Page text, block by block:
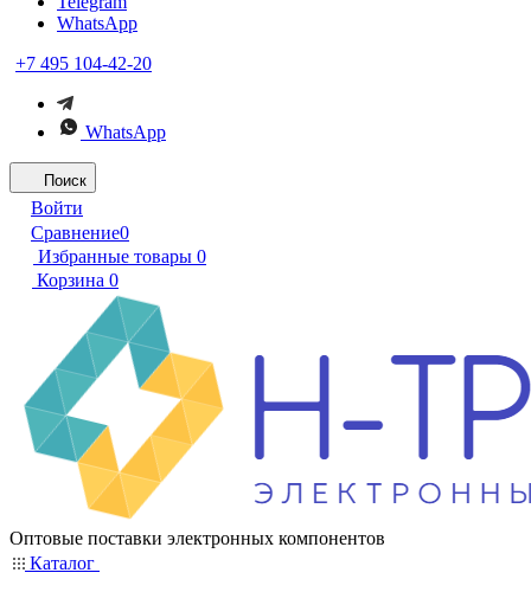
WhatsApp
+7 495 104-42-20
WhatsApp
Поиск
Войти
Сравнение0
Избранные товары 0
Корзина 0
Оптовые поставки электронных компонентов
Каталог